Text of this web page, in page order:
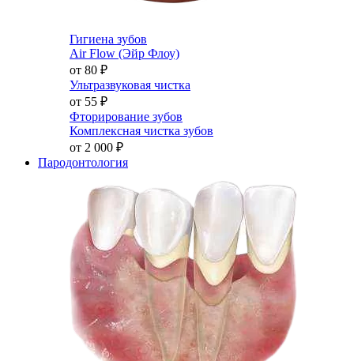
Гигиена зубов
Air Flow (Эйр Флоу)
от 80 ₽
Ультразвуковая чистка
от 55 ₽
Фторирование зубов
Комплексная чистка зубов
от 2 000 ₽
Пародонтология